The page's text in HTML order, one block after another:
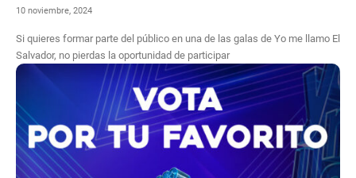
10 noviembre, 2024
Si quieres formar parte del público en una de las galas de Yo me llamo El
Salvador, no pierdas la oportunidad de participar